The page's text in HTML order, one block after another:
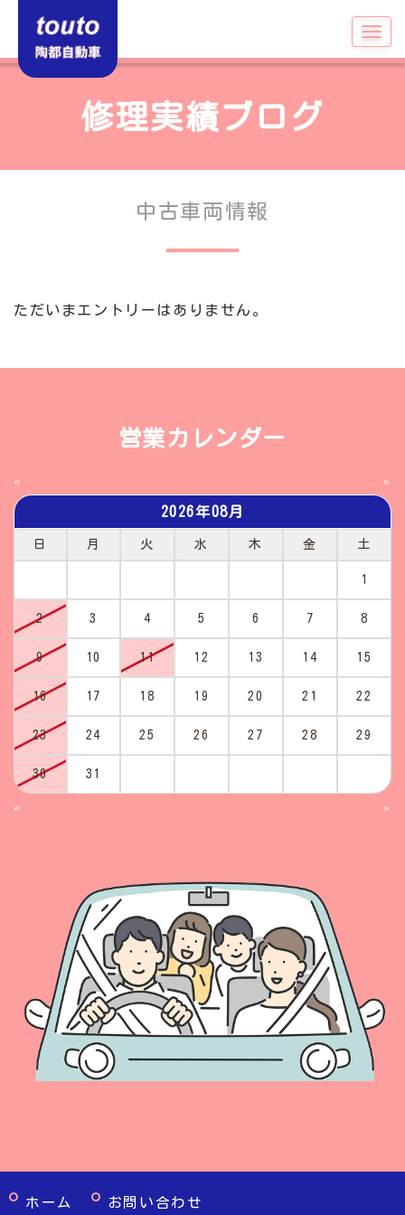
修理実績ブログ
中古車両情報
ただいまエントリーはありません。
営業カレンダー
« »
2026年08月
日 月 火 水 木 金 土
1
2 3 4 5 6 7 8
9 10 11 12 13 14 15
16 17 18 19 20 21 22
23 24 25 26 27 28 29
30 31
« »
ホーム お問い合わせ